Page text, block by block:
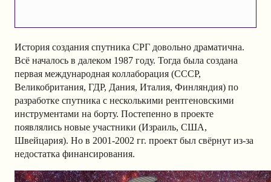
История создания спутника СРГ довольно драматична.
Всё началось в далеком 1987 году. Тогда была создана
первая международная коллаборация (СССР,
Великобритания, ГДР, Дания, Италия, Финляндия) по
разработке спутника с несколькими рентгеновскими
инструментами на борту. Постепенно в проекте
появлялись новые участники (Израиль, США,
Швейцария). Но в 2001-2002 гг. проект был свёрнут из-за
недостатка финансирования.